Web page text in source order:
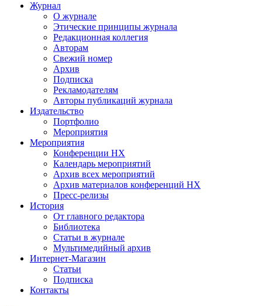
Журнал
О журнале
Этические принципы журнала
Редакционная коллегия
Авторам
Свежий номер
Архив
Подписка
Рекламодателям
Авторы публикаций журнала
Издательство
Портфолио
Мероприятия
Мероприятия
Конференции НХ
Календарь мероприятий
Архив всех мероприятий
Архив материалов конференций НХ
Пресс-релизы
История
От главного редактора
Библиотека
Статьи в журнале
Мультимедийный архив
Интернет-Магазин
Статьи
Подписка
Контакты